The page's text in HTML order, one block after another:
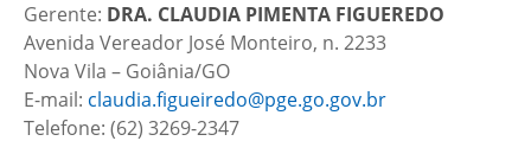
Gerente: DRA. CLAUDIA PIMENTA FIGUEREDO
Avenida Vereador José Monteiro, n. 2233
Nova Vila – Goiânia/GO
E-mail: claudia.figueiredo@pge.go.gov.br
Telefone: (62) 3269-2347